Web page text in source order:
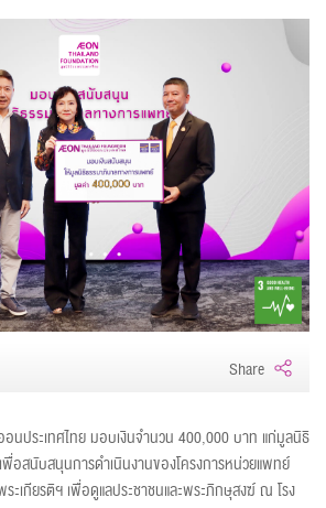
Share
ประเทศไทย มอบเงินจำนวน 400,000 บาท แก่มูลนิธิ
อสนับสนุนการดำเนินงานของโครงการหน่วยแพทย์
ระเกียรติฯ เพื่อดูแลประชาชนและพระภิกษุสงฆ์ ณ โรง